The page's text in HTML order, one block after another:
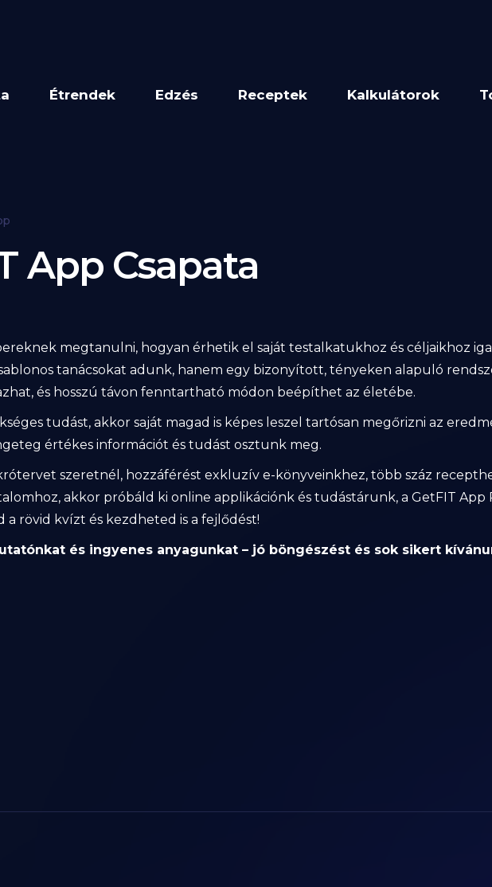
Étrendek Edzés Receptek Kalkulátorok
App Csapata
megtanulni, hogyan érhetik el saját testalkatukhoz és céljaikhoz
tanácsokat adunk, hanem egy bizonyított, tényeken alapuló
és hosszú távon fenntartható módon beépíthet az életébe.
tudást, akkor saját magad is képes leszel tartósan megőrizni az
értékes információt és tudást osztunk meg.
szeretnél, hozzáférést exkluzív e-könyveinkhez, több száz
akkor próbáld ki online applikációnk és tudástárunk, a GetFIT App
rövid kvízt és kezdheted is a fejlődést!
és ingyenes anyagunkat – jó böngészést és sok sikert